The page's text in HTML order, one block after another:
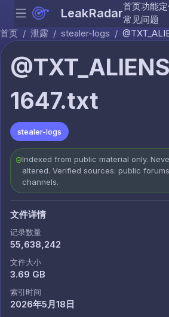
Skip to
Menu LeakRadar首页功能
常见问题
首页 / 泄露 / stealer-logs /
1647.txt
stealer-logs
Indexed from public material only.
altered. Verified sources: public
channels.
文件详情
记录数量
55,638,242
文件大小
3.69 GB
索引时间
2026年5月18日